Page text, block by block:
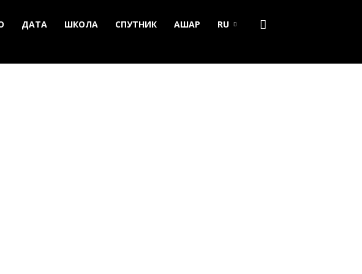
ДАТА ШКОЛА СПУТНИК АШАР RU